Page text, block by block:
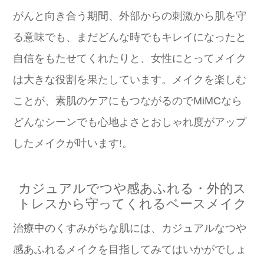
がんと向き合う期間、外部からの刺激から肌を守
る意味でも、まだどんな時でもキレイになったと
自信をもたせてくれたりと、女性にとってメイク
は大きな役割を果たしています。メイクを楽しむ
ことが、素肌のケアにもつながるのでMiMCなら
どんなシーンでも心地よさとおしゃれ度がアップ
したメイクが叶います!。
カジュアルでつや感あふれる・外的ス
トレスから守ってくれるベースメイク
治療中のくすみがちな肌には、カジュアルなつや
感あふれるメイクを目指してみてはいかがでしょ